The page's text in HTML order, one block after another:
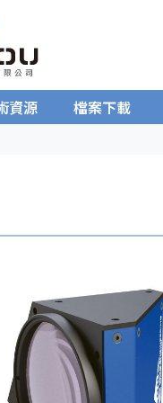
資源 檔案下載